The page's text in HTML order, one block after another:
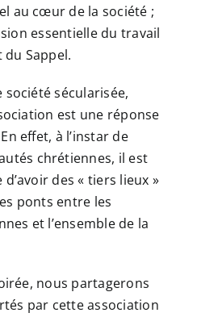
au cœur de la société ;
essentielle du travail
Sappel.
société sécularisée,
est une réponse
effet, à l’instar de
chrétiennes, il est
des « tiers lieux »
ponts entre les
et l’ensemble de la
nous partagerons
par cette association